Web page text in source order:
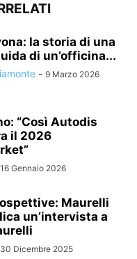
la storia di una
di un’officina...
- 9 Marzo 2026
“Così Autodis
il 2026
16 Gennaio 2026
Maurelli
un’intervista a
30 Dicembre 2025